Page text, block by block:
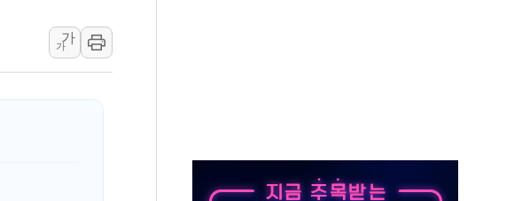
중랑구 주택가서 흉기 난동…60대 남성 2명 숨져
령 "결혼 때문에 손해 보는 일 없게"…'결혼 페널티' 22개 과제 손본다
가
가